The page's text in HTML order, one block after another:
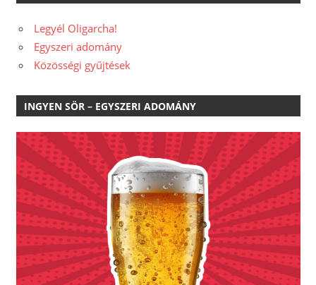
Legyél Oligarcha!
Egyszeri adomány
Közösségi gyűjtések
INGYEN SÖR – EGYSZERI ADOMÁNY